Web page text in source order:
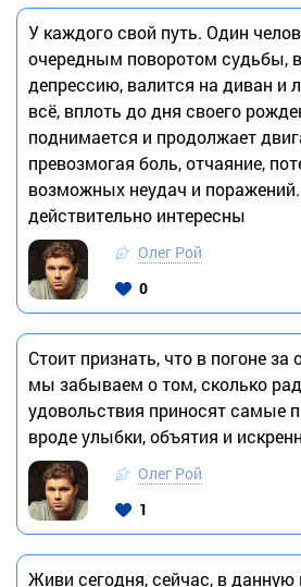
У каждого свой путь. Один
очередным поворотом судьбы,
депрессию, валится на диван и
всё, вплоть до дня своего
поднимается и продолжает
превозмогая боль, отчаяние,
возможных неудач и
действительно интересны
Олег Рой
0
Стоит признать, что в погоне
мы забываем о том, сколько
удовольствия приносят самые
вроде улыбки, объятия и
Олег Рой
1
Живи сегодня, сейчас, в данную